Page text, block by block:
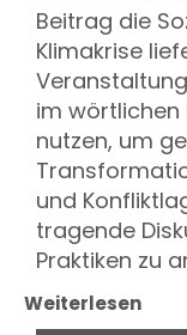
Beitrag die
Klimakrise
im wörtlichen
nutzen, um
und
tragende
Praktiken zu
Weiterlesen